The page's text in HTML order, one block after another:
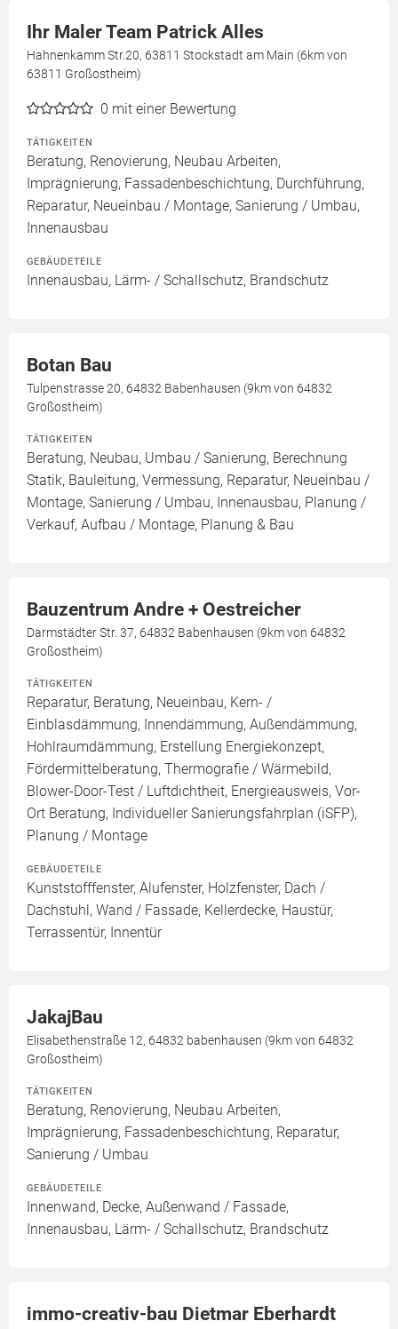
Ihr Maler Team Patrick Alles
Hahnenkamm Str.20, 63811 Stockstadt am Main (6km von
63811 Großostheim)
0 mit einer Bewertung
TÄTIGKEITEN
Beratung, Renovierung, Neubau Arbeiten,
Imprägnierung, Fassadenbeschichtung, Durchführung,
Reparatur, Neueinbau / Montage, Sanierung / Umbau,
Innenausbau
GEBÄUDETEILE
Innenausbau, Lärm- / Schallschutz, Brandschutz
Botan Bau
Tulpenstrasse 20, 64832 Babenhausen (9km von 64832
Großostheim)
TÄTIGKEITEN
Beratung, Neubau, Umbau / Sanierung, Berechnung
Statik, Bauleitung, Vermessung, Reparatur, Neueinbau /
Montage, Sanierung / Umbau, Innenausbau, Planung /
Verkauf, Aufbau / Montage, Planung & Bau
Bauzentrum Andre + Oestreicher
Darmstädter Str. 37, 64832 Babenhausen (9km von 64832
Großostheim)
TÄTIGKEITEN
Reparatur, Beratung, Neueinbau, Kern- /
Einblasdämmung, Innendämmung, Außendämmung,
Hohlraumdämmung, Erstellung Energiekonzept,
Fördermittelberatung, Thermografie / Wärmebild,
Blower-Door-Test / Luftdichtheit, Energieausweis, Vor-
Ort Beratung, Individueller Sanierungsfahrplan (iSFP),
Planung / Montage
GEBÄUDETEILE
Kunststofffenster, Alufenster, Holzfenster, Dach /
Dachstuhl, Wand / Fassade, Kellerdecke, Haustür,
Terrassentür, Innentür
JakajBau
Elisabethenstraße 12, 64832 babenhausen (9km von 64832
Großostheim)
TÄTIGKEITEN
Beratung, Renovierung, Neubau Arbeiten,
Imprägnierung, Fassadenbeschichtung, Reparatur,
Sanierung / Umbau
GEBÄUDETEILE
Innenwand, Decke, Außenwand / Fassade,
Innenausbau, Lärm- / Schallschutz, Brandschutz
immo-creativ-bau Dietmar Eberhardt